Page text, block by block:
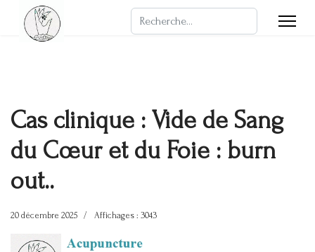
Rechercher
Cas clinique : Vide de Sang
du Cœur et du Foie : burn
out..
20 décembre 2025 Affichages : 3043